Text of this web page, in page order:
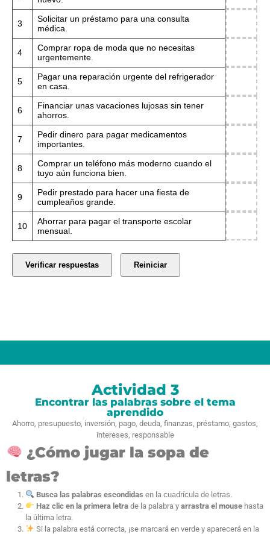
Actividad 3
Encontrar las palabras sobre el tema
aprendido
Ahorro, presupuesto, inversión, pago, deuda, finanzas, préstamo, gastos,
intereses, responsable
¿Cómo jugar la sopa de
letras?
Busca las palabras escondidas en la cuadrícula de letras.
Haz clic en la primera letrade la palabra y arrastra el mousehasta
la última letra.
Si la palabra está correcta, ¡se marcará en verde y aparecerá en la